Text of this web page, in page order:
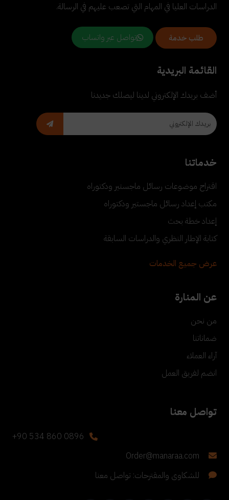
الدراسات العليا في المهام التي تصعب عليهم في الرسالة.
طلب خدمة تواصل عبر واتساب
القائمة البريدية
أضف بريدك الإلكتروني لدينا ليصلك جديدنا
خدماتنا
اقتراح موضوعات رسائل ماجستير ودكتوراه
مكتب إعداد رسائل ماجستير ودكتوراه
إعداد خطة بحث
كتابة الإطار النظري والدراسات السابقة
عرض جميع الخدمات
عن المنارة
من نحن
ضماناتنا
آراء العملاء
انضم لفريق العمل
تواصل معنا
+90 534 860 0896
Order@manaraa.com
للشكاوى والمقترحات: تواصل معنا